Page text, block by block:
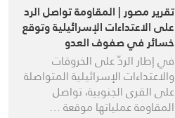
تقرير مصور | المقاومة تواصل الرد
على الاعتداءات الإسرائيلية وتوقع
خسائر في صفوف العدو
في إطار الردّ على الخروقات
والاعتداءات الإسرائيلية المتواصلة
على القرى الجنوبية، تواصل
المقاومة عملياتها موقعة …